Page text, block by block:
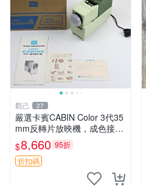
觀己 27
嚴選卡賓CABIN Color 3代35
mm反轉片放映機，成色接近
全新，隨附原裝說明書與包裝
盒，支持110V電源 反轉片放
映機 CABIN Color
$8,660 95折
折扣碼